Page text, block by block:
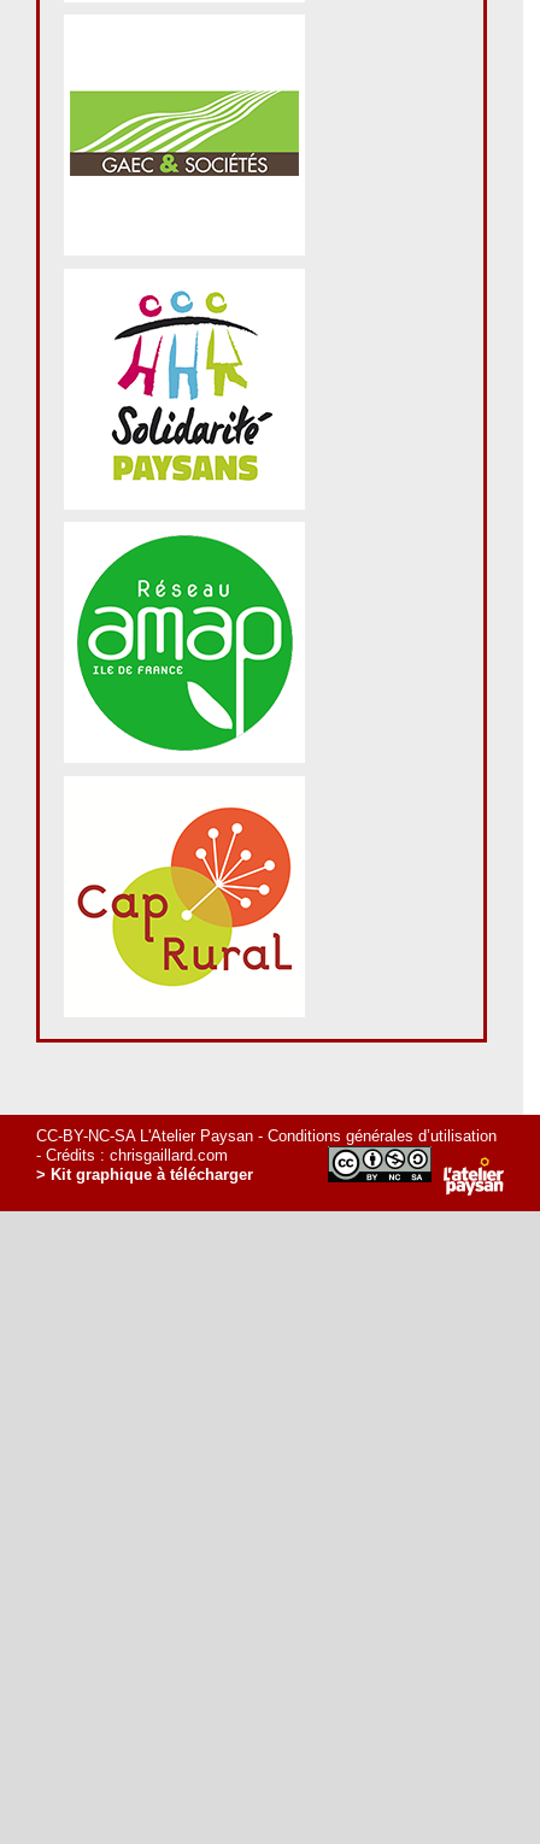
CC-BY-NC-SA L'Atelier Paysan - Conditions générales d’utilisation
- Crédits : chrisgaillard.com
> Kit graphique à télécharger